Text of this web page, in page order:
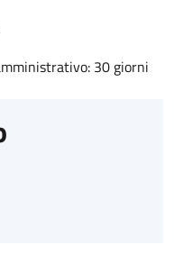
30 giorni